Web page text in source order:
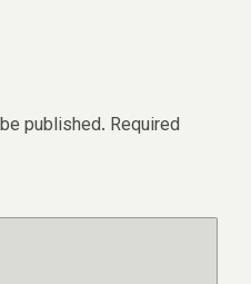
published. Required